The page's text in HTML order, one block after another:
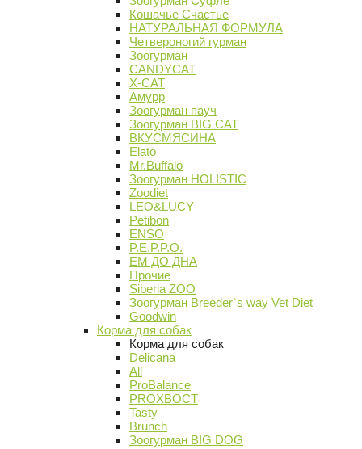
Кошачье Счастье
НАТУРАЛЬНАЯ ФОРМУЛА
Четвероногий гурман
Зоогурман
CANDYCAT
X-CAT
Амурр
Зоогурман пауч
Зоогурман BIG CAT
ВКУСМЯСИНА
Elato
Mr.Buffalo
Зоогурман HOLISTIC
Zoodiet
LEO&LUCY
Petibon
ENSO
P.E.P.P.O.
ЕМ ДО ДНА
Прочие
Siberia ZOO
Зоогурман Breeder`s way Vet Diet
Goodwin
Корма для собак
Корма для собак
Delicana
All
ProBalance
PROХВОСТ
Tasty
Brunch
Зоогурман BIG DOG